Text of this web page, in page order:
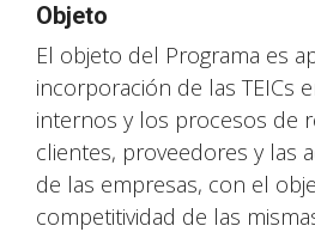
Objeto
El objeto del Programa es
incorporación de las TEICs
internos y los procesos de
clientes, proveedores y las
de las empresas, con el
competitividad de las